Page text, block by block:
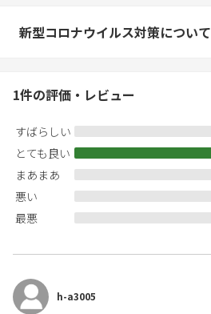
新型コロナウイルス対策について
1件の評価・レビュー
すばらしい
とても良い
まあまあ
悪い
最悪
h-a3005